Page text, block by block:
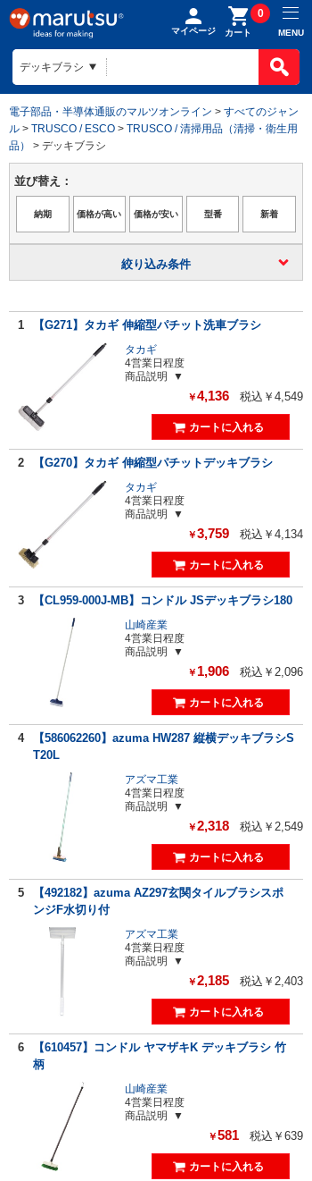
マイページ カート
0
MENU
電子部品・半導体通販のマルツオンライン > すべてのジャン
ル > TRUSCO / ESCO > TRUSCO / 清掃用品（清掃・衛生用
品）
> デッキブラシ
並び替え：
絞り込み条件
1 【G271】タカギ 伸縮型パチット洗車ブラシ
タカギ
4営業日程度
商品説明
￥4,136 税込￥4,549
2 【G270】タカギ 伸縮型パチットデッキブラシ
タカギ
4営業日程度
商品説明
￥3,759 税込￥4,134
3 【CL959-000J-MB】コンドル JSデッキブラシ180
山崎産業
4営業日程度
商品説明
￥ 1,906 税込￥2,096
4
【586062260】azuma HW287 縦横デッキブラシS
T20L
アズマ工業
4営業日程度
商品説明
￥2,318 税込￥2,549
5
【492182】azuma AZ297玄関タイルブラシスポ
ンジF水切り付
アズマ工業
4営業日程度
商品説明
￥2,185 税込￥2,403
6
【610457】コンドル ヤマザキK デッキブラシ 竹
柄
山崎産業
4営業日程度
商品説明
￥581 税込￥639